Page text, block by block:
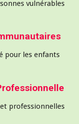
vulnérables
pour les enfants
professionnelles